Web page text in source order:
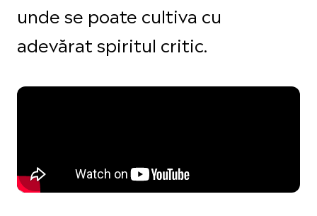
unde se poate cultiva cu
adevărat spiritul critic.